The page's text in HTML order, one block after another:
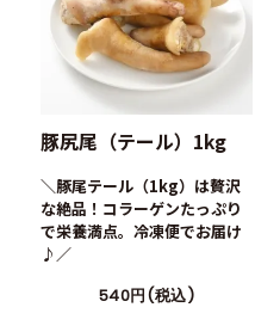
豚尻尾（テール）1kg
＼豚尾テール（1kg）は贅沢
な絶品！コラーゲンたっぷり
で栄養満点。冷凍便でお届け
♪／
540円(税込)